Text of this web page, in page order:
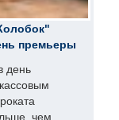
премьеры
день
чем